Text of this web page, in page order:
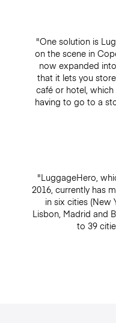
"One solution is
on the scene in
now expanded
that it lets you
café or hotel,
having to go to a
"LuggageHero,
2016, currently has
in six cities (New
Lisbon, Madrid and
to 39